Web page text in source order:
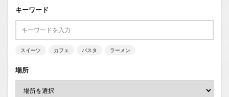
キーワード
スイーツ カフェ パスタ ラーメン
場所